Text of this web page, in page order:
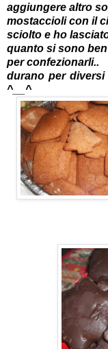
aggiungere altro
mostaccioli con il
sciolto e ho
quanto si sono
per confezionarli..
durano per
^__^